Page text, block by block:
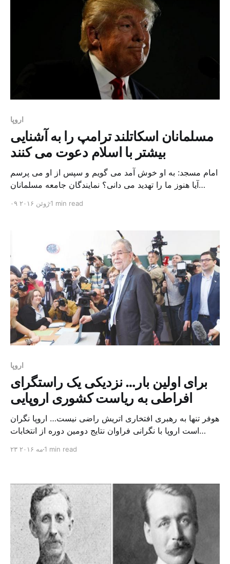
اروپا
مسلمانان اسکاتلند ترامپ را به آشنایی
بیشتر با اسلام دعوت می کنند
امام مسجد: به او خوش آمد می گویم و سپس از او می پرسم
آیا هنوز ما را تهدید می دانی؟ نمایندگان جامعه مسلمانان
ریاست جمهوری آمریکا خواستند در طول سفری که ماه جاری
۰۹ ژوئن ۲۰۱۶1 min read
اروپا
برای اولین بار… نزدیکی یک راستگرای
افراطی به ریاست کشوری اروپایی
هوفر تنها به رهبری افتخاری اتریش راضی نیست… اروپا نگران
است اروپا با نگرانی فراوان نتایج دومین دوره از انتخابات
می کند، به طوری که نظر سنجی مقدماتی پیشرفت نوربرت
۲۳ مه ۲۰۱۶ 1 min read